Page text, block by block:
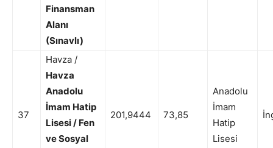
Finansman
Alanı
(Sınavlı)
37
Havza /
Havza
Anadolu
İmam Hatip
Lisesi / Fen
ve Sosyal
201,9444 73,85
Anadolu
İmam
Hatip
Lisesi